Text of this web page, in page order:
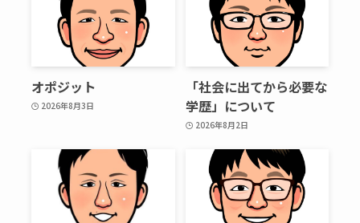
オポジット
2026年8月3日
「社会に出てから必要な
学歴」について
2026年8月2日